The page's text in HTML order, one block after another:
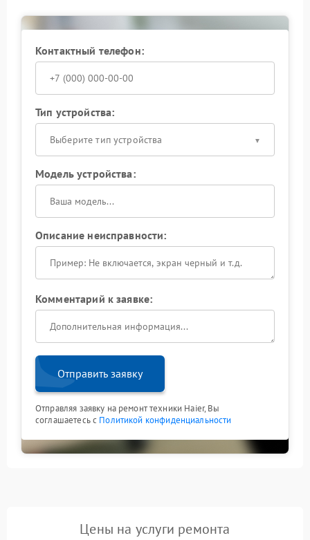
Контактный телефон:
Тип устройства:
Выберите тип устройства
Модель устройства:
Описание неисправности:
Комментарий к заявке:
Отправить заявку
Отправляя заявку на ремонт техники Haier, Вы
соглашаетесь с Политикой конфиденциальности
Цены на услуги ремонта